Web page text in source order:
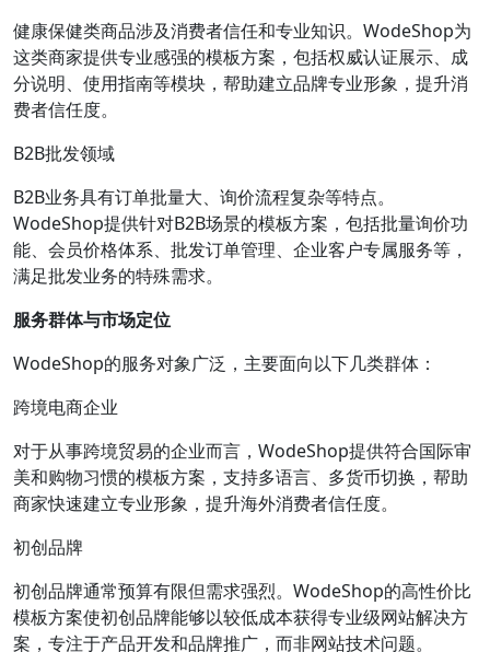
健康保健类商品涉及消费者信任和专业知识。WodeShop为
这类商家提供专业感强的模板方案，包括权威认证展示、成
分说明、使用指南等模块，帮助建立品牌专业形象，提升消
费者信任度。
B2B批发领域
B2B业务具有订单批量大、询价流程复杂等特点。
WodeShop提供针对B2B场景的模板方案，包括批量询价功
能、会员价格体系、批发订单管理、企业客户专属服务等，
满足批发业务的特殊需求。
服务群体与市场定位
WodeShop的服务对象广泛，主要面向以下几类群体：
跨境电商企业
对于从事跨境贸易的企业而言，WodeShop提供符合国际审
美和购物习惯的模板方案，支持多语言、多货币切换，帮助
商家快速建立专业形象，提升海外消费者信任度。
初创品牌
初创品牌通常预算有限但需求强烈。WodeShop的高性价比
模板方案使初创品牌能够以较低成本获得专业级网站解决方
案，专注于产品开发和品牌推广，而非网站技术问题。